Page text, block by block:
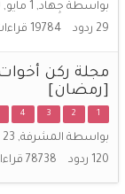
بواسطة جِهاد, 1 مايو, 2009
29 ردود 19784
مجلة ركن أخوات
[رمضان]
1
2
3
4
بواسطة المشرفة, 23 سبتمبر, 2006
120 ردود 78738